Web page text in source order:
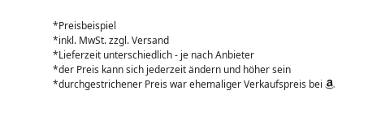
*Preisbeispiel
*inkl. MwSt. zzgl. Versand
*Lieferzeit unterschiedlich - je nach Anbieter
*der Preis kann sich jederzeit ändern und höher sein
*durchgestrichener Preis war ehemaliger Verkaufspreis bei